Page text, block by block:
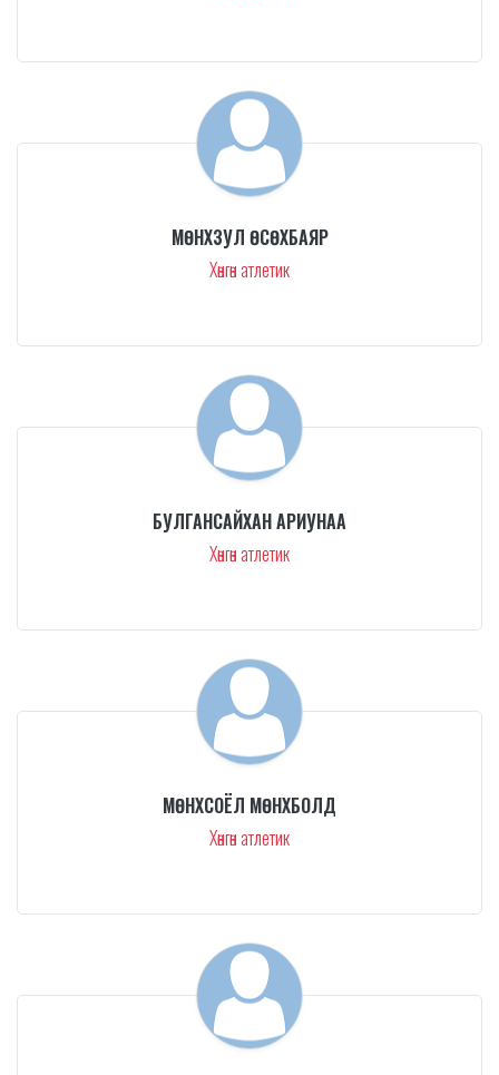
МӨНХЗУЛ ӨСӨХБАЯР
Хөнгөн атлетик
БУЛГАНСАЙХАН АРИУНАА
Хөнгөн атлетик
МӨНХСОЁЛ МӨНХБОЛД
Хөнгөн атлетик